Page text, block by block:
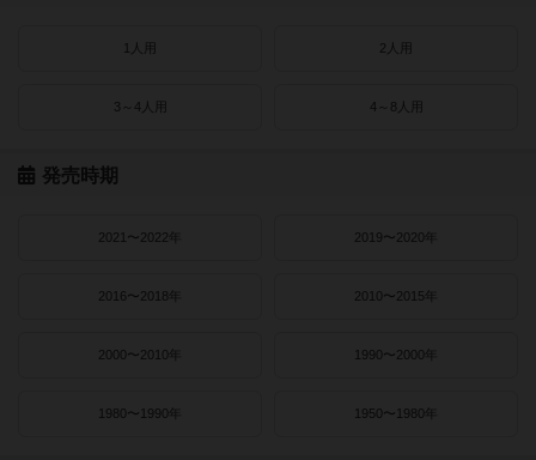
1人用 2人用
3～4人用 4～8人用
発売時期
2021〜2022年 2019〜2020年
2016〜2018年 2010〜2015年
2000〜2010年 1990〜2000年
1980〜1990年 1950〜1980年